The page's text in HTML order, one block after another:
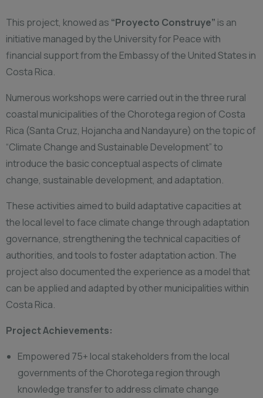
This project, knowed as “Proyecto Construye” is an
initiative managed by the University for Peace with
financial support from the Embassy of the United States in
Costa Rica.
Numerous workshops were carried out in the three rural
coastal municipalities of the Chorotega region of Costa
Rica (Santa Cruz, Hojancha and Nandayure) on the topic of
“Climate Change and Sustainable Development” to
introduce the basic conceptual aspects of climate
change, sustainable development, and adaptation.
These activities aimed to build adaptative capacities at
the local level to face climate change through adaptation
governance, strengthening the technical capacities of
authorities, and tools to foster adaptation action. The
project also documented the experience as a model that
can be applied and adapted by other municipalities within
Costa Rica.
Project Achievements:
Empowered 75+ local stakeholders from the local
governments of the Chorotega region through
knowledge transfer to address climate change